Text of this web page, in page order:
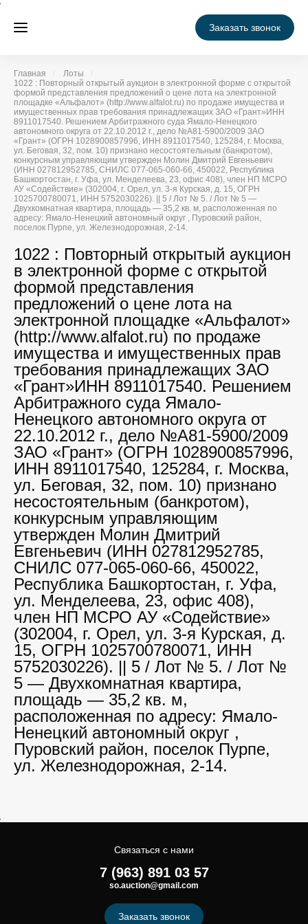
Заказать звонок
Главная
Лоты
1022 : Повторный открытый аукцион в электронной форме с открытой
формой представления предложений о цене лота на электронной
площадке «Альфалот» (http://www.alfalot.ru) по продаже имущества и
имущественных прав требования принадлежащих ЗАО «Грант»ИНН
8911017540. Решением Арбитражного суда Ямало-Ненецкого
автономного округа от 22.10.2012 г., дело №А81-5900/2009 ЗАО
«Грант» (ОГРН 1028900857996, ИНН 8911017540, 125284, г. Москва,
ул. Беговая, 32, пом. 10) признано несостоятельным (банкротом),
конкурсным управляющим утвержден Молин Дмитрий Евгеньевич
(ИНН 027812952785, СНИЛС 077-065-060-66, 450022, Республика
Башкортостан, г. Уфа, ул. Менделеева, 23, офис 408), член НП МСРО
АУ «Содействие» (302004, г. Орел, ул. 3-я Курская, д. 15, ОГРН
1025700780071, ИНН 5752030226). || 5 / Лот № 5. / Лот № 5 —
Двухкомнатная квартира, площадь — 35,2 кв. м, расположенная по
адресу: Ямало-Ненецкий автономный округ , Пуровский район,
поселок Пурпе, ул. Железнодорожная, 2-14.
1022 : Повторный открытый аукцион
в электронной форме с открытой
формой представления
предложений о цене лота на
электронной площадке «Альфалот»
(http://www.alfalot.ru) по продаже
имущества и имущественных прав
требования принадлежащих ЗАО
«Грант»ИНН 8911017540. Решением
Арбитражного суда Ямало-
Ненецкого автономного округа от
22.10.2012 г., дело №А81-5900/2009
ЗАО «Грант» (ОГРН 1028900857996,
ИНН 8911017540, 125284, г. Москва,
ул. Беговая, 32, пом. 10) признано
несостоятельным (банкротом),
конкурсным управляющим
утвержден Молин Дмитрий
Евгеньевич (ИНН 027812952785,
СНИЛС 077-065-060-66, 450022,
Республика Башкортостан, г. Уфа,
ул. Менделеева, 23, офис 408),
член НП МСРО АУ «Содействие»
(302004, г. Орел, ул. 3-я Курская, д.
15, ОГРН 1025700780071, ИНН
5752030226). || 5 / Лот № 5. / Лот №
5 — Двухкомнатная квартира,
площадь — 35,2 кв. м,
расположенная по адресу: Ямало-
Ненецкий автономный округ ,
Пуровский район, поселок Пурпе,
ул. Железнодорожная, 2-14.
Связаться с нами
7 (963) 891 03 57
so.auction@gmail.com
Заказать звонок